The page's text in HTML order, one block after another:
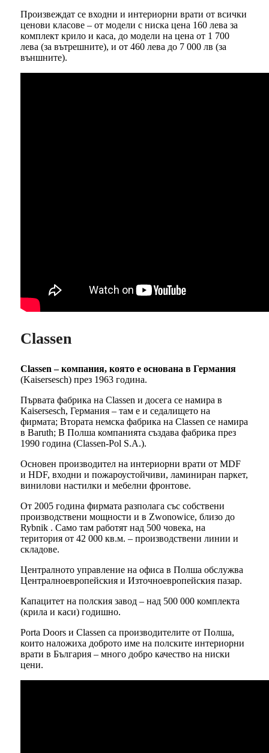
Произвеждат се входни и интериорни врати от всички
ценови класове – от модели с ниска цена 160 лева за
комплект крило и каса, до модели на цена от 1 700
лева (за вътрешните), и от 460 лева до 7 000 лв (за
външните).
Classen
Classen – компания, която е основана в Германия
(Kaisersesch) през 1963 година.
Първата фабрика на Classen и досега се намира в
Kaisersesch, Германия – там е и седалището на
фирмата; Втората немска фабрика на Classen се намира
в Baruth; В Полша компанията създава фабрика през
1990 година (Classen-Pol S.A.).
Основен производител на интериорни врати от MDF
и HDF, входни и пожароустойчиви, ламиниран паркет,
винилови настилки и мебелни фронтове.
От 2005 година фирмата разполага със собствени
производствени мощности и в Zwonowice, близо до
Rybnik . Само там работят над 500 човека, на
територия от 42 000 кв.м. – производствени линии и
складове.
Централното управление на офиса в Полша обслужва
Централноевропейския и Източноевропейския пазар.
Капацитет на полския завод – над 500 000 комплекта
(крила и каси) годишно.
Porta Doors и Classen са производителите от Полша,
които наложиха доброто име на полските интериорни
врати в България – много добро качество на ниски
цени.